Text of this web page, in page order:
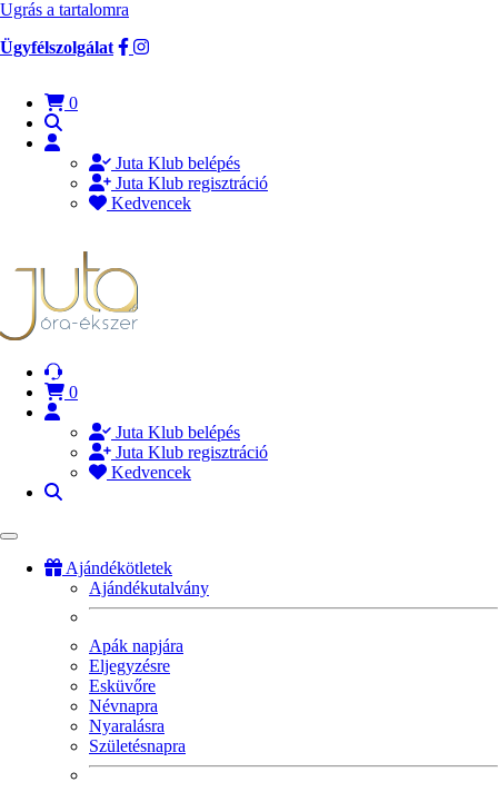
Ugrás a tartalomra
Ügyfélszolgálat
0
Juta Klub belépés
Juta Klub regisztráció
Kedvencek
0
Juta Klub belépés
Juta Klub regisztráció
Kedvencek
Ajándékötletek
Ajándékutalvány
Apák napjára
Eljegyzésre
Esküvőre
Névnapra
Nyaralásra
Születésnapra